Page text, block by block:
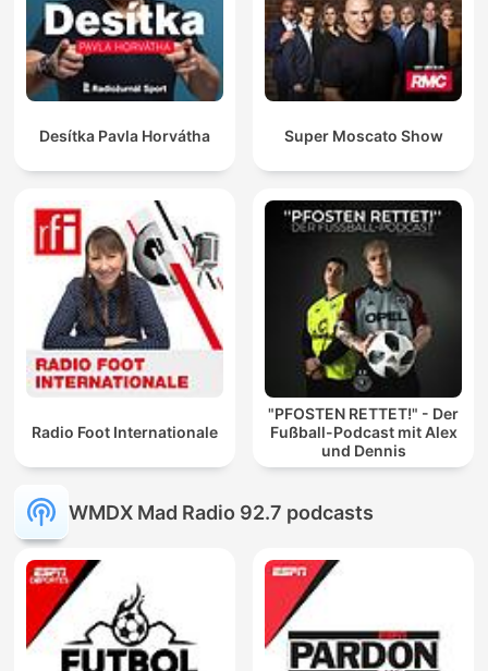
Desítka Pavla Horvátha Super Moscato Show
Radio Foot Internationale
"PFOSTEN RETTET!" - Der
Fußball-Podcast mit Alex
und Dennis
WMDX Mad Radio 92.7 podcasts